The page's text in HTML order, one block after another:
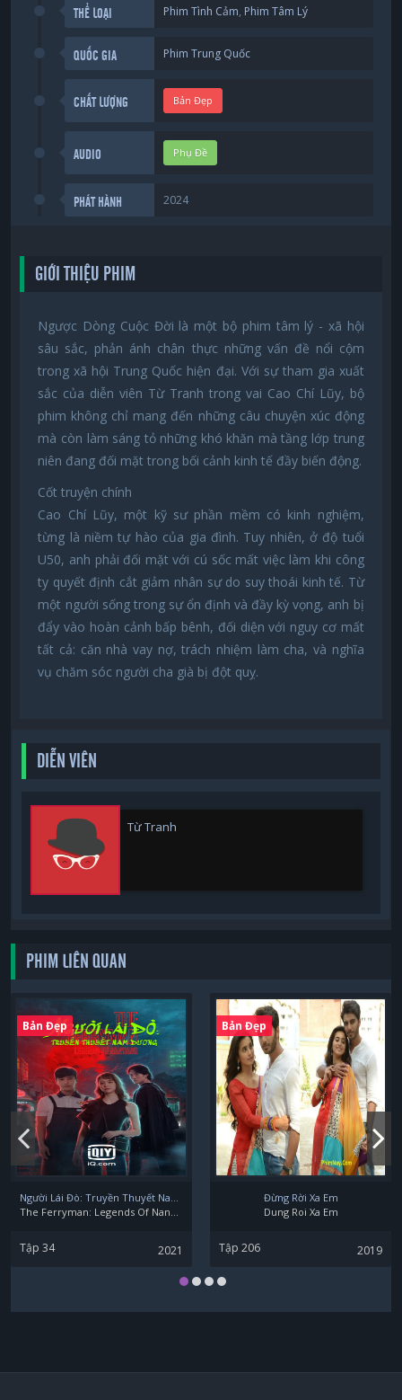
THỂ LOẠI Phim Tình Cảm, Phim Tâm Lý
QUỐC GIA Phim Trung Quốc
CHẤT LƯỢNG Bản Đẹp
AUDIO Phụ Đề
PHÁT HÀNH 2024
GIỚI THIỆU PHIM
Ngược Dòng Cuộc Đời là một bộ phim tâm lý - xã hội
sâu sắc, phản ánh chân thực những vấn đề nổi cộm
trong xã hội Trung Quốc hiện đại. Với sự tham gia xuất
sắc của diễn viên Từ Tranh trong vai Cao Chí Lũy, bộ
phim không chỉ mang đến những câu chuyện xúc động
mà còn làm sáng tỏ những khó khăn mà tầng lớp trung
niên đang đối mặt trong bối cảnh kinh tế đầy biến động.
Cốt truyện chính
Cao Chí Lũy, một kỹ sư phần mềm có kinh nghiệm,
từng là niềm tự hào của gia đình. Tuy nhiên, ở độ tuổi
U50, anh phải đối mặt với cú sốc mất việc làm khi công
ty quyết định cắt giảm nhân sự do suy thoái kinh tế. Từ
một người sống trong sự ổn định và đầy kỳ vọng, anh bị
đẩy vào hoàn cảnh bấp bênh, đối diện với nguy cơ mất
tất cả: căn nhà vay nợ, trách nhiệm làm cha, và nghĩa
vụ chăm sóc người cha già bị đột quỵ.
DIỄN VIÊN
Từ Tranh
PHIM LIÊN QUAN
Bản Đẹp
Tập 34 2021
Bản Đẹp
Đừng Rời Xa Em
Dung Roi Xa Em
Tập 206 2019